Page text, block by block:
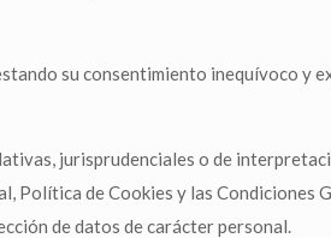
su consentimiento inequívoco y
jurisprudenciales o de
de Cookies y las Condiciones
de datos de carácter personal.